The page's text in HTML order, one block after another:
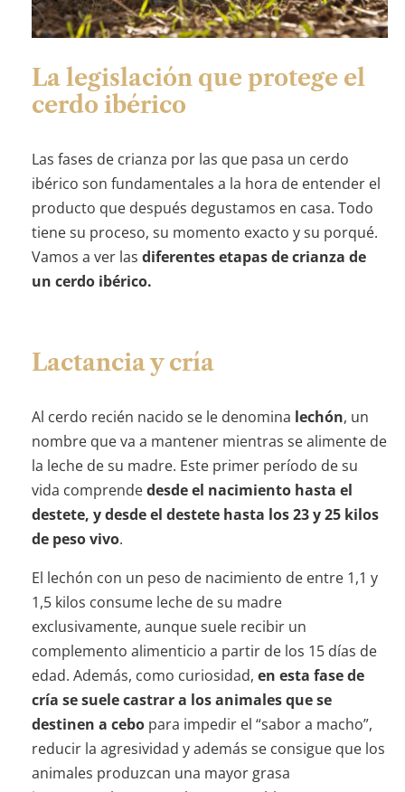
La legislación que protege el
cerdo ibérico
Las fases de crianza por las que pasa un cerdo
ibérico son fundamentales a la hora de entender el
producto que después degustamos en casa. Todo
tiene su proceso, su momento exacto y su porqué.
Vamos a ver las diferentes etapas de crianza de
un cerdo ibérico.
Lactancia y cría
Al cerdo recién nacido se le denomina lechón, un
nombre que va a mantener mientras se alimente de
la leche de su madre. Este primer período de su
vida comprendedesde el nacimiento hasta el
destete, y desde el destete hasta los 23 y 25 kilos
de peso vivo.
El lechón con un peso de nacimiento de entre 1,1 y
1,5 kilos consume leche de su madre
exclusivamente, aunque suele recibir un
complemento alimenticio a partir de los 15 días de
edad. Además, como curiosidad, en esta fase de
cría se suele castrar a los animales que se
destinen a cebopara impedir el “sabor a macho”,
reducir la agresividad y además se consigue que los
animales produzcan una mayor grasa